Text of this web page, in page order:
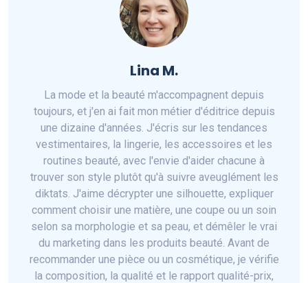
Lina M.
La mode et la beauté m'accompagnent depuis
toujours, et j'en ai fait mon métier d'éditrice depuis
une dizaine d'années. J'écris sur les tendances
vestimentaires, la lingerie, les accessoires et les
routines beauté, avec l'envie d'aider chacune à
trouver son style plutôt qu'à suivre aveuglément les
diktats. J'aime décrypter une silhouette, expliquer
comment choisir une matière, une coupe ou un soin
selon sa morphologie et sa peau, et démêler le vrai
du marketing dans les produits beauté. Avant de
recommander une pièce ou un cosmétique, je vérifie
la composition, la qualité et le rapport qualité-prix,